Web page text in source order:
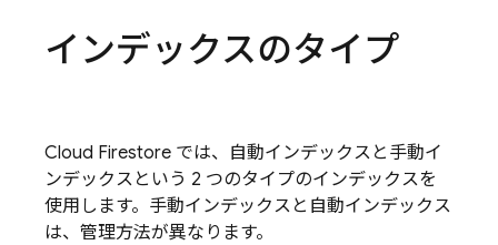
インデックスのタイプ
Cloud Firestore では、自動インデックスと手動イ
ンデックスという 2 つのタイプのインデックスを
使用します。 手動インデックスと自動インデックス
は、管理方法が異なります。